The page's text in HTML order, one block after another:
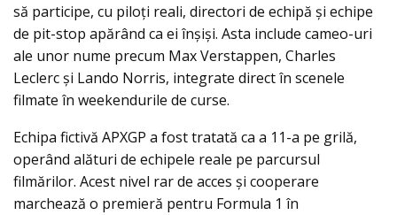
să participe, cu piloți reali, directori de echipă și echipe
de pit-stop apărând ca ei înșiși. Asta include cameo-uri
ale unor nume precum Max Verstappen, Charles
Leclerc și Lando Norris, integrate direct în scenele
filmate în weekendurile de curse.
Echipa fictivă APXGP a fost tratată ca a 11-a pe grilă,
operând alături de echipele reale pe parcursul
filmărilor. Acest nivel rar de acces și cooperare
marchează o premieră pentru Formula 1 în